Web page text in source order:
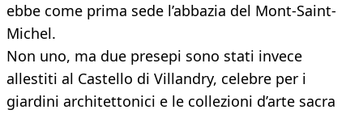
ebbe come prima sede l’abbazia del Mont-Saint-
Michel.
Non uno, ma due presepi sono stati invece
allestiti al Castello di Villandry, celebre per i
giardini architettonici e le collezioni d’arte sacra